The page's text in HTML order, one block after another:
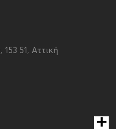
Μαύρο-Άσπρο
153 51, Αττική